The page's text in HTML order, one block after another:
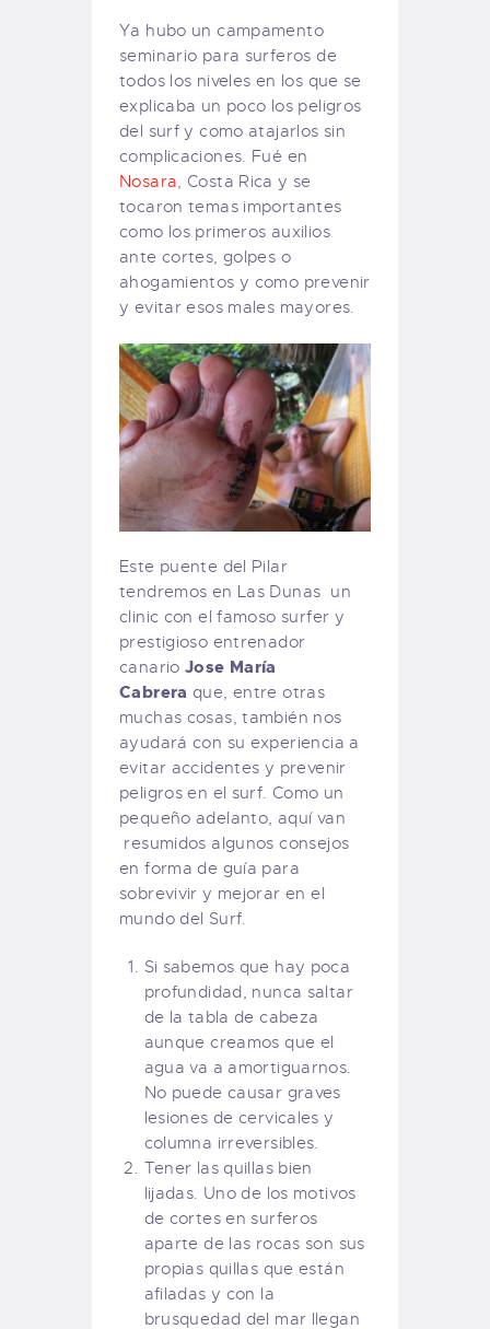
Ya hubo un campamento
seminario para surferos de
todos los niveles en los que se
explicaba un poco los peligros
del surf y como atajarlos sin
complicaciones. Fué en
Nosara, Costa Rica y se
tocaron temas importantes
como los primeros auxilios
ante cortes, golpes o
ahogamientos y como prevenir
y evitar esos males mayores.
Este puente del Pilar
tendremos en Las Dunas un
clinic con el famoso surfer y
prestigioso entrenador
canario Jose María
Cabrera que, entre otras
muchas cosas, también nos
ayudará con su experiencia a
evitar accidentes y prevenir
peligros en el surf. Como un
pequeño adelanto, aquí van
resumidos algunos consejos
en forma de guía para
sobrevivir y mejorar en el
mundo del Surf.
Si sabemos que hay poca
profundidad, nunca saltar
de la tabla de cabeza
aunque creamos que el
agua va a amortiguarnos.
No puede causar graves
lesiones de cervicales y
columna irreversibles.
Tener las quillas bien
lijadas. Uno de los motivos
de cortes en surferos
aparte de las rocas son sus
propias quillas que están
afiladas y con la
brusquedad del mar llegan